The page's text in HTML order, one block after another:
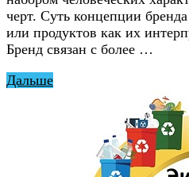
черт. Суть концепции
или продуктов как их
Бренд связан с более …
Дальше